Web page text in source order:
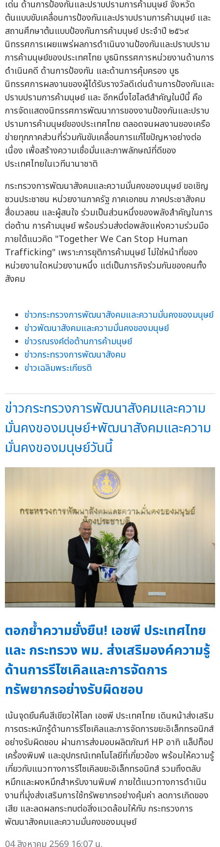
เด่น ด้านการป้องกันและปราบปรามการค้ามนุษย์ จังหวัด
ต้นแบบขับเคลื่อนการป้องกันและปราบปรามการค้ามนุษย์ และ
สถานศึกษาต้นแบบป้องกันการค้ามนุษย์ ประจำปี ๒๕๖๙
นิทรรศการเผยแพร่ผลการดำเนินงานป้องกันและปราบปราม
การค้ามนุษย์ของประเทศไทย บูธนิทรรศการหน่วยงานด้านการ
ดำเนินคดี ด้านการป้องกัน และด้านการคุ้มครอง บูธ
นิทรรศการผลงานของผู้ได้รับรางวัลดีเด่นด้านการป้องกันและ
ปราบปรามการค้ามนุษย์ และ อีกหนึ่งไฮไลต์สำคัญในปีนี้ คือ
การจัดแสดงนิทรรศการพัฒนาการของงานป้องกันและปราบ
ปรามการค้ามนุษย์ของประเทศไทย ตลอดจนผลงานของเครือ
ข่ายทุกภาคส่วนที่ร่วมกันขับเคลื่อนการแก้ไขปัญหาอย่างต่อ
เนื่อง เพื่อสร้างความเชื่อมั่นและภาพลักษณ์ที่ดีของ
ประเทศไทยในเวทีนานาชาติ
กระทรวงการพัฒนาสังคมและความมั่นคงของมนุษย์ ขอเชิญ
ชวนประชาชน หน่วยงานภาครัฐ ภาคเอกชน ภาคประชาสังคม
สื่อมวลชน และผู้สนใจ ร่วมเป็นส่วนหนึ่งของพลังสำคัญในการ
ต่อต้าน การค้ามนุษย์ พร้อมร่วมส่งต่อพลังแห่งความร่วมมือ
ภายใต้แนวคิด "Together We Can Stop Human
Trafficking" เพราะการยุติการค้ามนุษย์ ไม่ใช่หน้าที่ของ
หน่วยงานใดหน่วยงานหนึ่ง แต่เป็นภารกิจร่วมกันของคนทั้ง
สังคม
ข่าวกระทรวงการพัฒนาสังคมและความมั่นคงของมนุษย์
ข่าวพัฒนาสังคมและความมั่นคงของมนุษย์
ข่าวรณรงค์ต่อต้านการค้ามนุษย์
ข่าวกระทรวงการพัฒนาสังคม
ข่าวเฉลิมพระเกียรติ
ข่าวกระทรวงการพัฒนาสังคมและความ
มั่นคงของมนุษย์+พัฒนาสังคมและความ
มั่นคงของมนุษย์วันนี้
ตอกย้ำความยั่งยืน! เอชพี ประเทศไทย
และ กระทรวง พม. ส่งเสริมองค์ความรู้
ด้านการรีไซเคิลและการจัดการ
ทรัพยากรอย่างรับผิดชอบ
เน้นจุดยืนคืนสีเขียวให้โลก เอชพี ประเทศไทย เดินหน้าส่งเสริม
การตระหนักรู้ด้านการรีไซเคิลและการจัดการขยะอิเล็กทรอนิกส์
อย่างรับผิดชอบ ผ่านการส่งมอบผลิตภัณฑ์ HP อาทิ แล็ปท็อป
เครื่องพิมพ์ และอุปกรณ์เทคโนโลยีที่เกี่ยวข้อง พร้อมให้ความรู้
เกี่ยวกับแนวทางการรีไซเคิลขยะอิเล็กทรอนิกส์ รวมถึงตลับ
หมึกและผงหมึกสำหรับงานพิมพ์ ภายใต้แนวทางการดำเนิน
งานที่มุ่งส่งเสริมการใช้ทรัพยากรอย่างคุ้มค่า ลดการเกิดของ
เสีย และลดผลกระทบต่อสิ่งแวดล้อมให้กับ กระทรวงการ
พัฒนาสังคมและความมั่นคงของมนุษย์
04 สิงหาคม 2569 16:07 น.